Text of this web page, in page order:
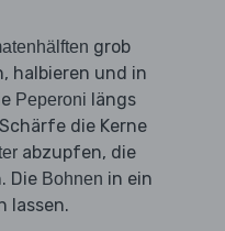
grob
halbieren und in
Peperoni längs
die Kerne
abzupfen, die
Die Bohnen in ein
lassen.